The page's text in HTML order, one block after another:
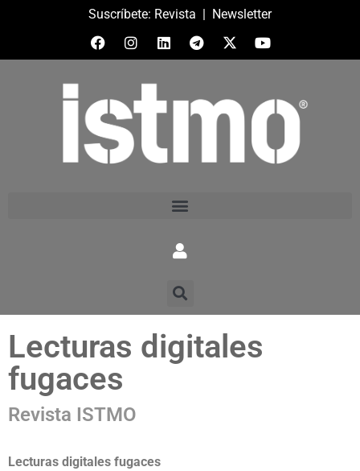
Suscríbete: Revista | Newsletter
Lecturas digitales
fugaces
Revista ISTMO
Lecturas digitales fugaces